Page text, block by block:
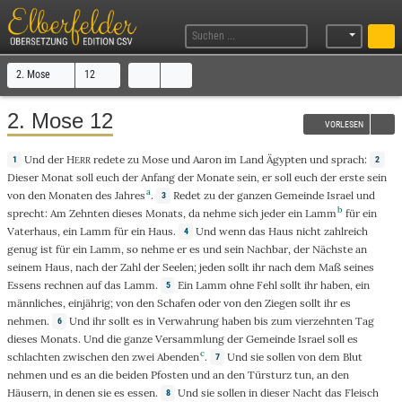
2. Mose 12
VORLESEN
2. Mose 12
1 Und derHERR redete zu Mose undAaron imLand Ägypten undsprach: 2
Dieser Monatsoll euch der Anfangder Monatesein, ersoll euch der erstesein
von den Monatendes Jahresa. 3 Redet zu derganzen Gemeinde Israel und
sprecht: Am Zehnten dieses Monats, da nehmesich jederein Lammbfür ein
Vaterhaus, ein Lammfür ein Haus. 4 Und wenn dasHaus nicht zahlreich
genug istfür ein Lamm, so nehme eres und sein Nachbar, der Nächste an
seinem Haus, nach der Zahlder Seelen; jedensollt ihr nachdem Maßseines
Essens rechnen aufdas Lamm. 5 Ein Lamm ohne Fehl sollt ihrhaben, ein
männliches, einjährig; vonden Schafenoder vonden Ziegensollt ihr es
nehmen. 6 Und ihr sollt es inVerwahrung haben bis zumvierzehnten Tag
dieses Monats. Und die ganze Versammlungder Gemeinde Israelsoll es
schlachten zwischenden zwei Abendenc. 7 Und sie sollenvon demBlut
nehmenund es andie beiden Pfostenund anden Türsturz tun, anden
Häusern, in denensie es essen. 8 Und sie sollen indieser Nacht dasFleisch